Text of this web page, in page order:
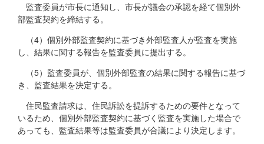
監査委員が市長に通知し、市長が議会の承認を経て個別外
部監査契約を締結する。
（4）個別外部監査契約に基づき外部監査人が監査を実施
し、結果に関する報告を監査委員に提出する。
（5）監査委員が、個別外部監査の結果に関する報告に基づ
き、監査結果を決定する。
住民監査請求は、住民訴訟を提訴するための要件となって
いるため、個別外部監査契約に基づく監査を実施した場合で
あっても、監査結果等は監査委員が合議により決定します。